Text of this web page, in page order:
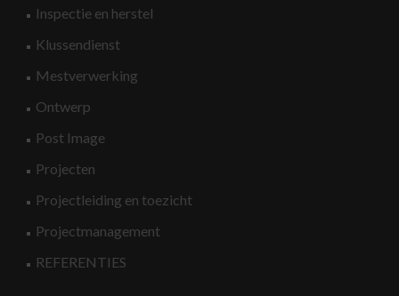
Inspectie en herstel
Klussendienst
Mestverwerking
Ontwerp
Post Image
Projecten
Projectleiding en toezicht
Projectmanagement
REFERENTIES